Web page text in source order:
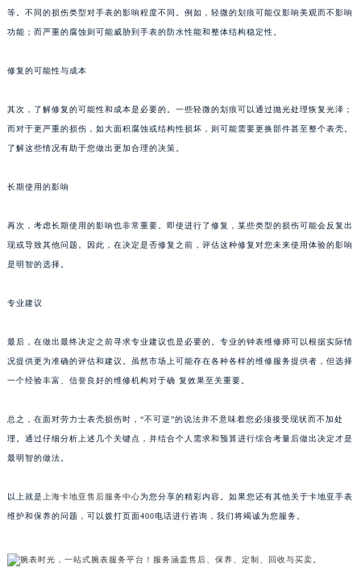
等。不同的损伤类型对手表的影响程度不同。例如，轻微的划痕可能仅影响美观而不影响
功能；而严重的腐蚀则可能威胁到手表的防水性能和整体结构稳定性。
修复的可能性与成本
其次，了解修复的可能性和成本是必要的。一些轻微的划痕可以通过抛光处理恢复光泽；
而对于更严重的损伤，如大面积腐蚀或结构性损坏，则可能需要更换部件甚至整个表壳。
了解这些情况有助于您做出更加合理的决策。
长期使用的影响
再次，考虑长期使用的影响也非常重要。即使进行了修复，某些类型的损伤可能会反复出
现或导致其他问题。因此，在决定是否修复之前，评估这种修复对您未来使用体验的影响
是明智的选择。
专业建议
最后，在做出最终决定之前寻求专业建议也是必要的。专业的钟表维修师可以根据实际情
况提供更为准确的评估和建议。虽然市场上可能存在各种各样的维修服务提供者，但选择
一个经验丰富、信誉良好的维修机构对于确 复效果至关重要。
总之，在面对劳力士表壳损伤时，“不可逆”的说法并不意味着您必须接受现状而不加处
理。通过仔细分析上述几个关键点，并结合个人需求和预算进行综合考量后做出决定才是
最明智的做法。
以上就是 上海卡地亚售后服务中心为您分享的精彩内容。如果您还有其他关于卡地亚手表
维护和保养的问题，可以拨打页面400电话进行咨询，我们将竭诚为您服务。